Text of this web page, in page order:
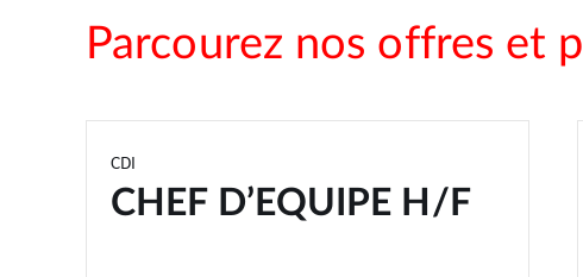
Parcourez nos offres et
CDI
CHEF D’EQUIPE H/F